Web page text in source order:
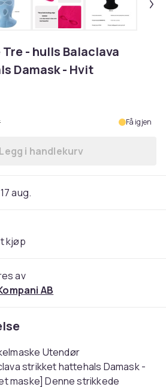
- hulls Balaclava
Damask - Hvit
Få igjen
Legg Vinter helmaske Tre
Legg i handlekurv
aug.
kjøp
av
AB
Utendør
strikket hattehals Damask -
maske] Denne strikkede